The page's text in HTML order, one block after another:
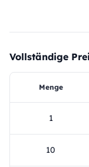
Vollständige
Menge
1
10